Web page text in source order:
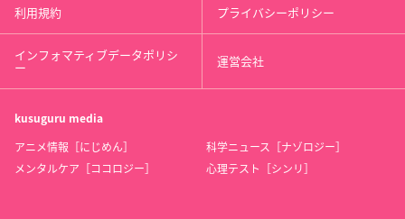
利用規約 プライバシーポリシー
インフォマティブデータポリシ
ー 運営会社
kusuguru media
アニメ情報［にじめん］
科学ニュース［ナゾロジー］
メンタルケア［ココロジー］
心理テスト［シンリ］